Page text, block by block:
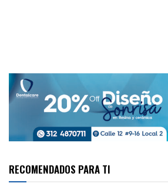
RECOMENDADOS PARA TI